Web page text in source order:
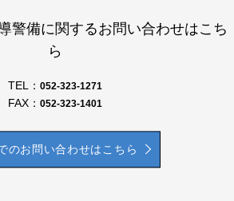
警備に関するお問い合わせはこち
ら
TEL： 052-323-1271
FAX： 052-323-1401
のお問い合わせはこちら